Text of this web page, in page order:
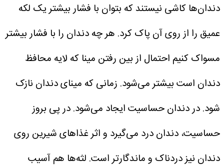
دندان‌ها کاشی نیستند که بتوان با فشار بیشتر یک لکه
عمیق را از روی آن پاک کرد. هر چه دندان را با فشار بیشتر
مسواک کنیم احتمال از بین رفتن مینا که لایه محافظ
دندان است بیشتر می‌شود. زمانی که مینای دندان نازک
شود. در دندان حساسیت ایجاد می‌شود. در پی بروز
حساسیت، دندان درد می‌گیرد و اثر غذاهای شیرین روی
دندان نیز دردناک و ماندگارتر است. لثه‌ها هم آسیب